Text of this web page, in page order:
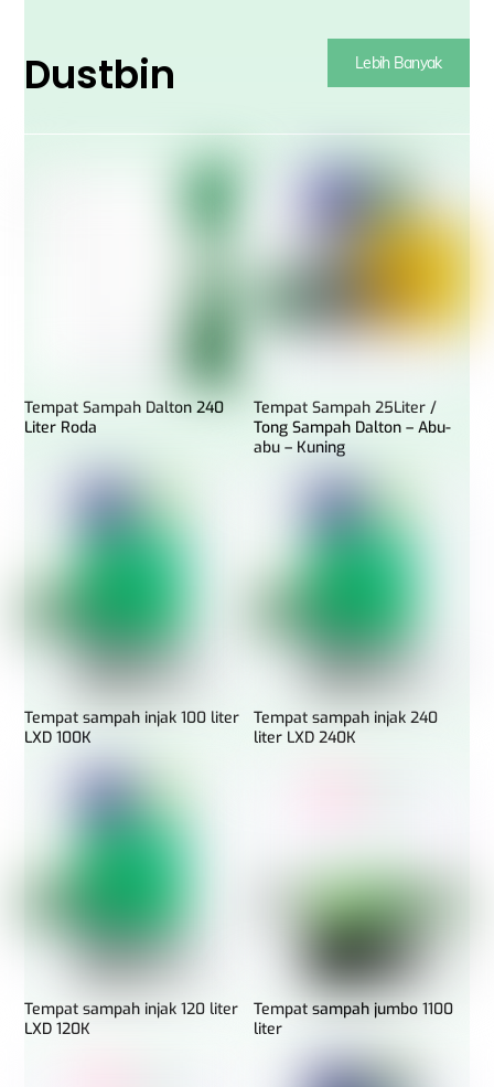
Dustbin Lebih Banyak
Tempat Sampah Dalton 240
Liter Roda
Tempat Sampah 25Liter /
Tong Sampah Dalton – Abu-
abu – Kuning
Tempat sampah injak 100 liter
LXD 100K
Tempat sampah injak 240
liter LXD 240K
Tempat sampah injak 120 liter
LXD 120K
Tempat sampah jumbo 1100
liter